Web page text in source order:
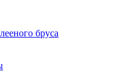
бруса